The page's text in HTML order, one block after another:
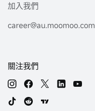
加入我們
career@au.moomoo.com
關注我們